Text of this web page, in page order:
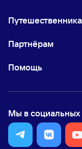
Партнёрам
Помощь
Мы в социальных